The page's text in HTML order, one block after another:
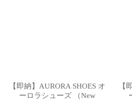
【即納】AURORA SHOES オ
ーロラシューズ （New
【